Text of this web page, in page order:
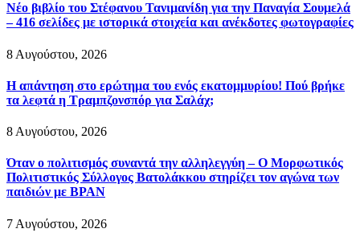
Νέο βιβλίο του Στέφανου Τανιμανίδη για την Παναγία Σουμελά
– 416 σελίδες με ιστορικά στοιχεία και ανέκδοτες φωτογραφίες
8 Αυγούστου, 2026
Η απάντηση στο ερώτημα του ενός εκατομμυρίου! Πού βρήκε
τα λεφτά η Τραμπζονσπόρ για Σαλάχ;
8 Αυγούστου, 2026
Όταν ο πολιτισμός συναντά την αλληλεγγύη – Ο Μορφωτικός
Πολιτιστικός Σύλλογος Βατολάκκου στηρίζει τον αγώνα των
παιδιών με BPAN
7 Αυγούστου, 2026